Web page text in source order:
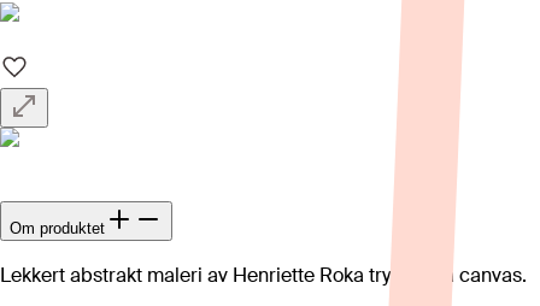
Om produktet
Lekkert abstrakt maleri av Henriette Roka trykket på canvas.